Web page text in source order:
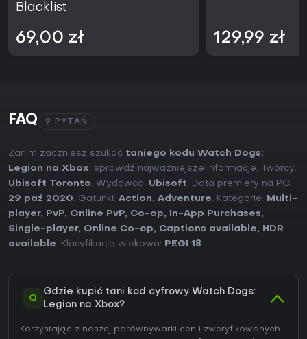
Blacklist
69,00 zł 129,99 zł
FAQ 9 PYTAŃ
Zanim zaczniesz szukać taniego kodu Watch Dogs:
Legion na Xbox, sprawdź najważniejsze informacje. Twórcy:
Ubisoft Toronto. Wydawca: Ubisoft. Data premiery na PC:
29 paź 2020. Gatunki: Action, Adventure. Kategorie:
Multi-
player, PvP, Online PvP, Co-op, In-App Purchases,
Single-player, Online Co-op, Captions available,
HDR
available. Klasyfikacja wiekowa: PEGI 18.
Q
Gdzie kupić tani kod cyfrowy Watch Dogs:
Legion na Xbox?
Korzystając z naszej porównywarki cen i zweryfikowanych